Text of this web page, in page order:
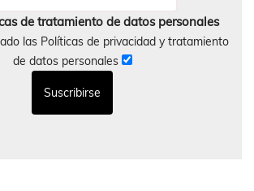
de tratamiento de datos personales
las Políticas de privacidad y tratamiento
de datos personales